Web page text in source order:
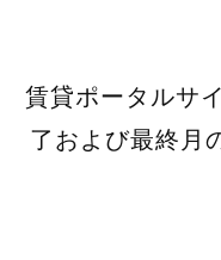
賃貸ポータルサ
了および最終月